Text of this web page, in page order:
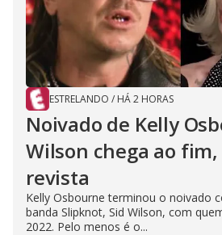
ESTRELANDO / HÁ 2 HORAS
Noivado de Kelly
Wilson chega ao
revista
Kelly Osbourne terminou o noivado
banda Slipknot, Sid Wilson, com
2022. Pelo menos é o...